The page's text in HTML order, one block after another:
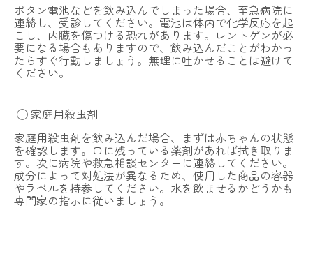
ボタン電池などを飲み込んでしまった場合、至急病院に
連絡し、受診してください。電池は体内で化学反応を起
こし、内臓を傷つける恐れがあります。レントゲンが必
要になる場合もありますので、飲み込んだことがわかっ
たらすぐ行動しましょう。無理に吐かせることは避けて
ください。
◯ 家庭用殺虫剤
家庭用殺虫剤を飲み込んだ場合、まずは赤ちゃんの状態
を確認します。口に残っている薬剤があれば拭き取りま
す。次に病院や救急相談センターに連絡してください。
成分によって対処法が異なるため、使用した商品の容器
やラベルを持参してください。水を飲ませるかどうかも
専門家の指示に従いましょう。